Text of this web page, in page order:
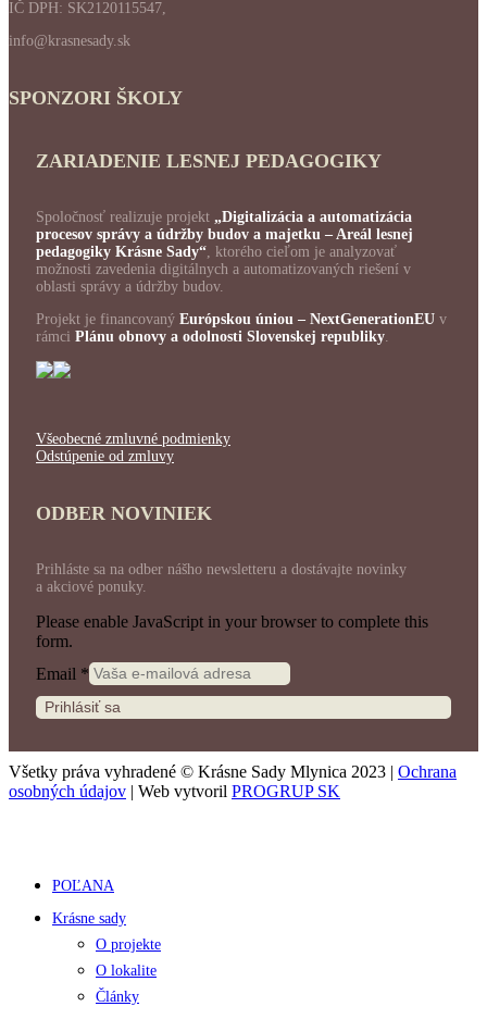
IČ DPH: SK2120115547,
info@krasnesady.sk
SPONZORI ŠKOLY
ZARIADENIE LESNEJ PEDAGOGIKY
Spoločnosť realizuje projekt „Digitalizácia a automatizácia
procesov správy a údržby budov a majetku – Areál lesnej
pedagogiky Krásne Sady“ , ktorého cieľom je analyzovať
možnosti zavedenia digitálnych a automatizovaných riešení v
oblasti správy a údržby budov.
Projekt je financovaný Európskou úniou – NextGenerationEU v
rámci Plánu obnovy a odolnosti Slovenskej republiky
Všeobecné zmluvné podmienky
Odstúpenie od zmluvy
ODBER NOVINIEK
Prihláste sa na odber nášho newsletteru a dostávajte novinky
a akciové ponuky.
Please enable JavaScript in your browser to complete this
form.
Email *
Prihlásiť sa
Všetky práva vyhradené © Krásne Sady Mlynica 2023 | Ochrana
osobných údajov | Web vytvoril PROGRUP SK
POĽANA
Krásne sady
O projekte
O lokalite
Články